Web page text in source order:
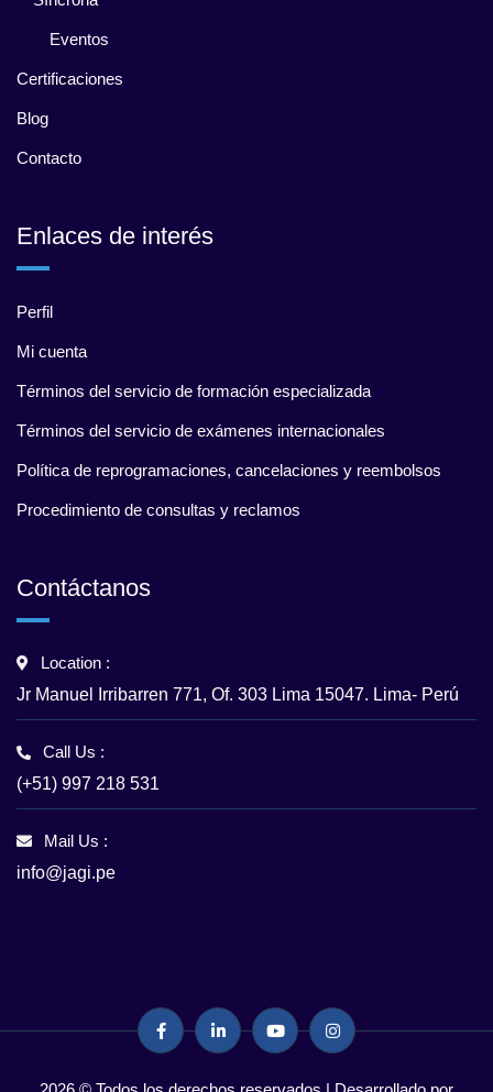
Eventos
Certificaciones
Blog
Contacto
Enlaces de interés
Perfil
Mi cuenta
Términos del servicio de formación especializada
Términos del servicio de exámenes internacionales
Política de reprogramaciones, cancelaciones y reembolsos
Procedimiento de consultas y reclamos
Contáctanos
Location :
Jr Manuel Irribarren 771, Of. 303 Lima 15047. Lima- Perú
Call Us :
(+51) 997 218 531
Mail Us :
info@jagi.pe